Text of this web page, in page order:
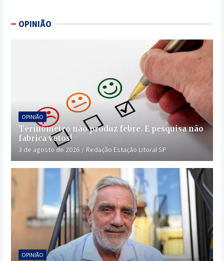
OPINIÃO
OPINIÃO
Termômetro não produz febre. E pesquisa não
fabrica votos!
3 de agosto de 2026 Redação Estação Litoral SP
OPINIÃO